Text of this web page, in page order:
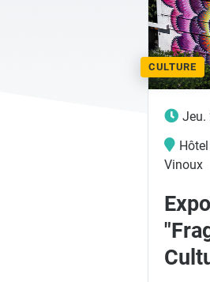
CULTURE
Jeu.
Vinoux